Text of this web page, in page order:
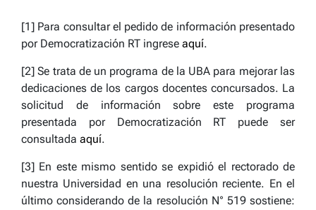
[1] Para consultar el pedido de información presentado
por Democratización RT ingrese aquí.
[2] Se trata de un programa de la UBA para mejorar las
dedicaciones de los cargos docentes concursados. La
solicitud de información sobre este programa
presentada por Democratización RT puede ser
consultada aquí.
[3] En este mismo sentido se expidió el rectorado de
nuestra Universidad en una resolución reciente. En el
último considerando de la resolución N° 519 sostiene: